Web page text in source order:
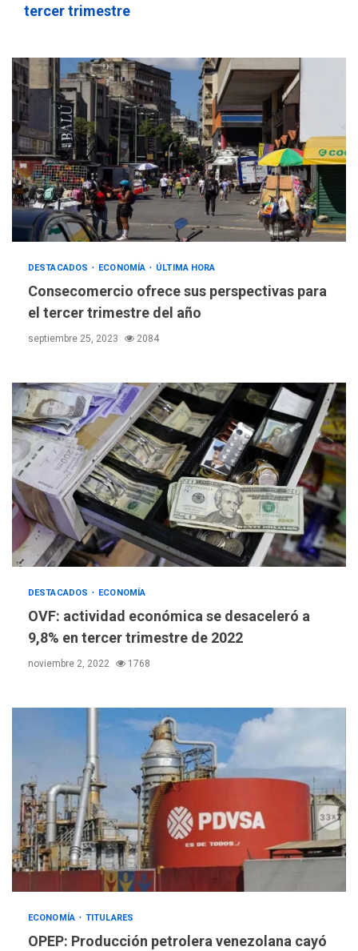
tercer trimestre
DESTACADOS ECONOMÍA ÚLTIMA HORA
Consecomercio ofrece sus perspectivas para
el tercer trimestre del año
septiembre 25, 2023 2084
DESTACADOS ECONOMÍA
OVF: actividad económica se desaceleró a
9,8% en tercer trimestre de 2022
noviembre 2, 2022 1768
ECONOMÍA TITULARES
OPEP: Producción petrolera venezolana cayó
DESTACADOS
NACIONALES
ÚLTIMA HORA
Gobierno nacional y
tras terremotos del 24J
asegura Gustavo Duque
TITULARES
Guatemala por erupción de
volcán de Fuego
5
GUERRA EN EL MUNDO
TITULARES
ÚLTIMA HORA
EEUU confía acuerdo «muy
pronto» sobre Ormuz
REGIONALES
TITULARES
ÚLTIMA HORA
Guardia Nacional
Esparta